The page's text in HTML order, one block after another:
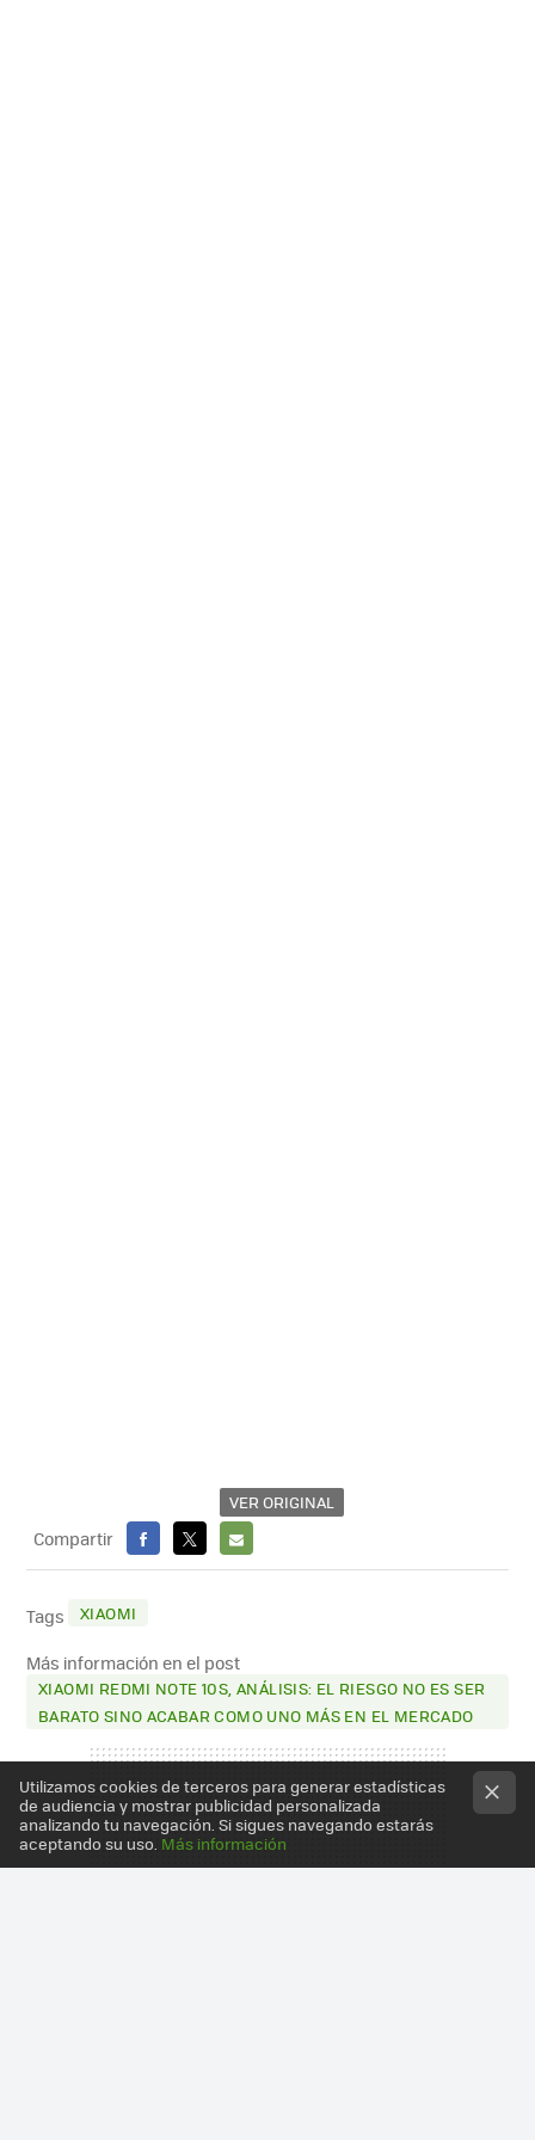
VER ORIGINAL
Compartir
FACEBOOK
X
E-
Tags XIAOMI
Más información en el post
XIAOMI REDMI NOTE 10S, ANÁLISIS: EL RIESGO NO ES SER
BARATO SINO ACABAR COMO UNO MÁS EN EL MERCADO
Utilizamos cookies de terceros para generar estadísticas
de audiencia y mostrar publicidad personalizada
analizando tu navegación. Si sigues navegando estarás
aceptando su uso. Más información